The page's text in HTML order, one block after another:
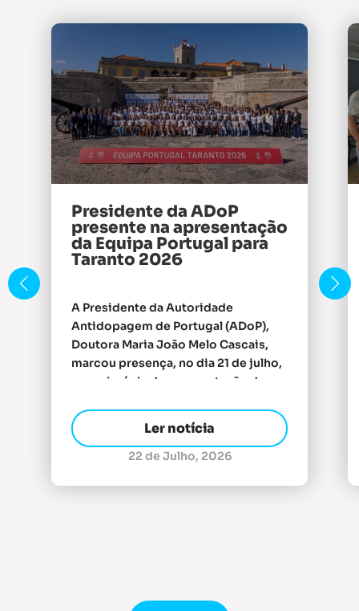
Presidente da ADoP
presente na apresentação
da Equipa Portugal para
Taranto 2026
A Presidente da Autoridade
Antidopagem de Portugal (ADoP),
Doutora Maria João Melo Cascais,
marcou presença, no dia 21 de julho,
na cerimónia de apresentação da
Mediterrâneo Taranto 2026,
organizada pelo Comité Olímpico de
Portugal e realizada na Fortaleza de
Ler notícia
22 de Julho, 2026